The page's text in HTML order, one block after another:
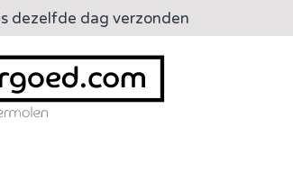
dezelfde dag verzonden